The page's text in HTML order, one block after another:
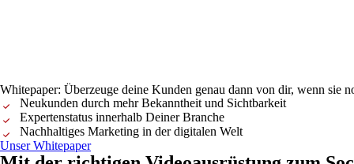
Whitepaper: Überzeuge deine Kunden genau dann von dir, wenn sie
Neukunden durch mehr Bekanntheit und Sichtbarkeit
Expertenstatus innerhalb Deiner Branche
Nachhaltiges Marketing in der digitalen Welt
Unser Whitepaper